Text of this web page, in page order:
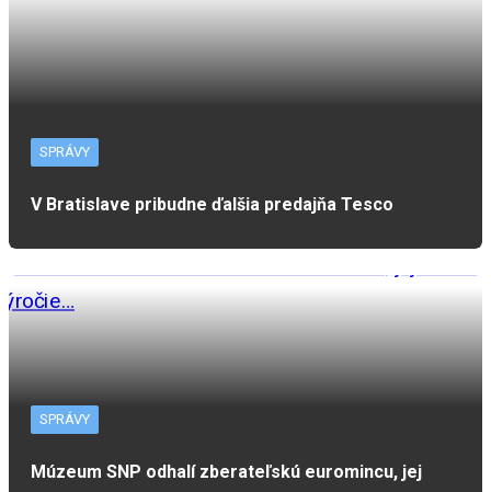
SPRÁVY
V Bratislave pribudne ďalšia predajňa Tesco
SPRÁVY
Múzeum SNP odhalí zberateľskú euromincu, jej